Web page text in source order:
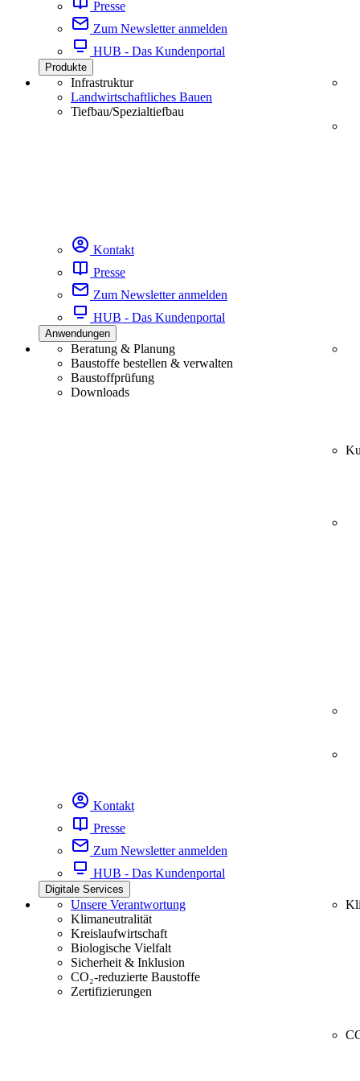
Presse
Zum Newsletter anmelden
HUB - Das Kundenportal
Produkte
Infrastruktur
Landwirtschaftliches Bauen
Tiefbau/Spezialtiefbau
Kontakt
Presse
Zum Newsletter anmelden
HUB - Das Kundenportal
Anwendungen
Beratung & Planung
Baustoffe bestellen & verwalten
Baustoffprüfung
Downloads
Kontakt
Presse
Zum Newsletter anmelden
HUB - Das Kundenportal
Digitale Services
Unsere Verantwortung
Klimaneutralität
Kreislaufwirtschaft
Biologische Vielfalt
Sicherheit & Inklusion
CO₂-reduzierte Baustoffe
Zertifizierungen